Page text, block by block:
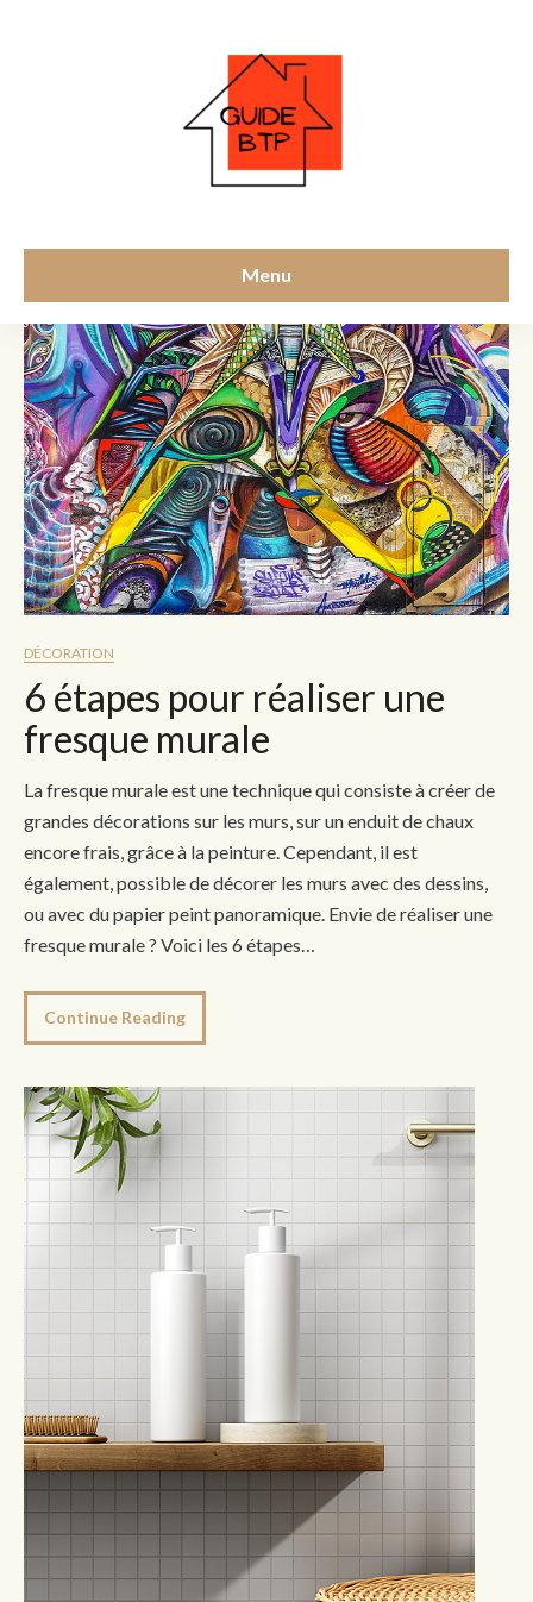
Menu
Décoration
DÉCORATION
6 étapes pour réaliser une
fresque murale
La fresque murale est une technique qui consiste à créer de
grandes décorations sur les murs, sur un enduit de chaux
encore frais, grâce à la peinture. Cependant, il est
également, possible de décorer les murs avec des dessins,
ou avec du papier peint panoramique. Envie de réaliser une
fresque murale ? Voici les 6 étapes…
Continue Reading